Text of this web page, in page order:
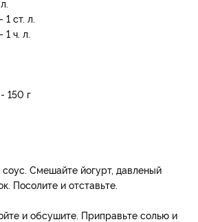
ст. л.
ч. л.
150 г
соус. Смешайте йогурт, давленый
Посолите и отставьте.
и обсушите. Приправьте солью и